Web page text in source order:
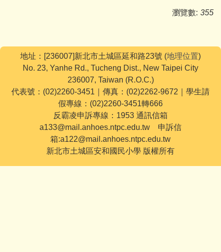
瀏覽數: 355
地址：[236007]新北市土城區延和路23號 (地理位置)
No. 23, Yanhe Rd., Tucheng Dist., New Taipei City
236007, Taiwan (R.O.C.)
代表號：(02)2260-3451｜傳真：(02)2262-9672｜學生請
假專線：(02)2260-3451轉666
反霸凌申訴專線：1953 通訊信箱
a133@mail.anhoes.ntpc.edu.tw 申訴信
箱:a122@mail.anhoes.ntpc.edu.tw
新北市土城區安和國民小學 版權所有